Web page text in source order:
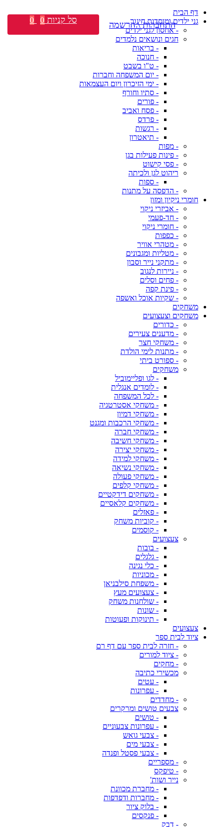
דף הבית
גני ילדים ומוסדות חינוך
- אחסון לגני ילדים
חגים ונושאים נלמדים
- בריאות
- חנוכה
- ט"ו בשבט
- יום המשפחה וחברות
- ימי הזיכרון ויום העצמאות
- סתיו וחורף
- פורים
- פסח ואביב
- פרדס
- רגשות
- תיאטרון
- מפות
- פינות פעילות בגן
- פסי קישוט
ריהוט לגן ולכיתה
- ספות
- הדפסה על מתנות
חומרי ניקיון ומזון
- אביזרי ניקוי
- חד-פעמי
- חומרי ניקוי
- כפפות
- מטהרי אוויר
- מטליות ומגבונים
- מתקני נייר וסבון
- ניירות לנגוב
- פחים וסלים
- פינת קפה
- שקיות אוכל ואשפה
משחקים
משחקים וצעצועים
- כדורים
- מדענים צעירים
- משחקי חצר
- מתנות לימי הולדת
- ספורט ביתי
משחקים
- לגו ופליימוביל
- לומדים אנגלית
- לכל המשפחה
- משחקי אסטרטגיה
- משחקי דמיון
- משחקי הרכבות ומגנט
- משחקי חברה
- משחקי חשיבה
- משחקי יצירה
- משחקי למידה
- משחקי נשיאה
- משחקי פעולה
- משחקי קלפים
- משחקים דידקטיים
- משחקים קלאסיים
- פאזלים
- קוביות משחק
- קוסמים
צעצועים
- בובות
- גלגלים
- כלי נגינה
- מכוניות
- משפחת סילבניאן
- צעצועים מעץ
- שולחנות משחק
- שונות
- תינוקות ופעוטות
צעצועים
ציוד לבית ספר
- חזרה לבית ספר עם דף רם
- ציוד למורים
- מחקים
מכשירי כתיבה
- עטים
- עפרונות
- מחדדים
צבעים טושים ומרקרים
- טושים
- עפרונות צבעוניים
- צבעי גואש
- צבעי מים
- צבעי פסטל ופנדה
- מספריים
- טיפקס
נייר ושות'
- מחברת מכוונת
- מחברות ודפדפות
- בלוק ציור
- פנקסים
- דבק
התחברות \ הרשמה סל קניות 0
0